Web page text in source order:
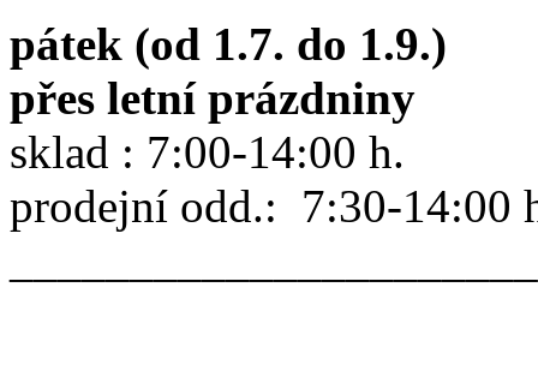
pátek (od 1.7. do 1.9.)
přes letní prázdniny
sklad : 7:00-14:00 h.
prodejní odd.: 7:30-14:00